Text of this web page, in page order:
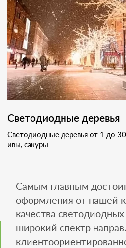
Светодиодные деревья
Светодиодные деревья от 1 до
ивы, сакуры
Самым главным
оформления от нашей
качества
широкий спектр